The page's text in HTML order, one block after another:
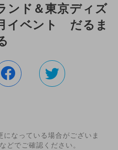
ンド＆東京ディズ
イベント だるま
なっている場合がございま
どでご確認ください。